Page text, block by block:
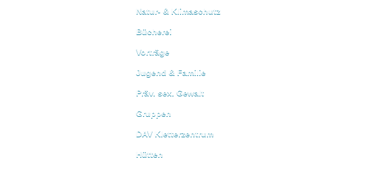
Natur- & Klimaschutz
Bücherei
Vorträge
Jugend & Familie
Präv. sex. Gewalt
Gruppen
DAV Kletterzentrum
Hütten